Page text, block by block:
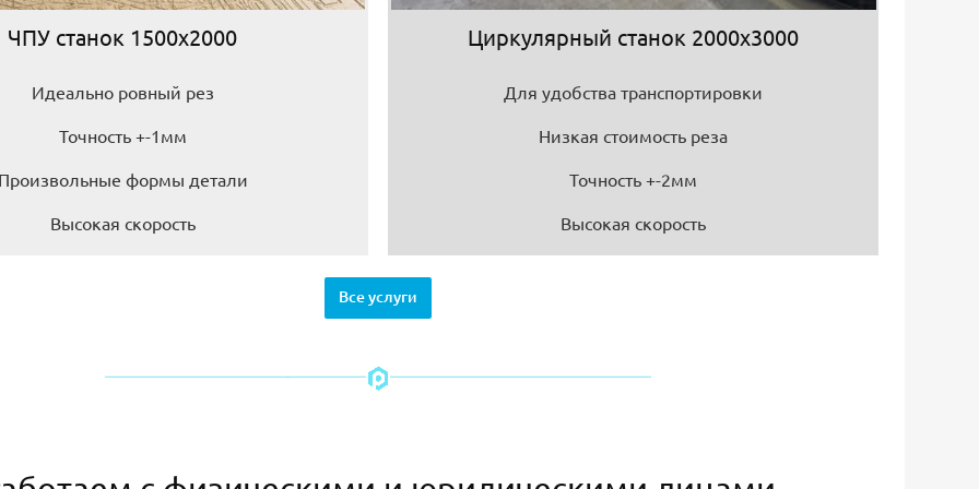
ЧПУ станок 1500х2000
Идеально ровный рез
Точность +-1мм
формы детали
Высокая скорость
Циркулярный станок 2000х3000
Для удобства транспортировки
Низкая стоимость реза
Точность +-2мм
Высокая скорость
Все услуги